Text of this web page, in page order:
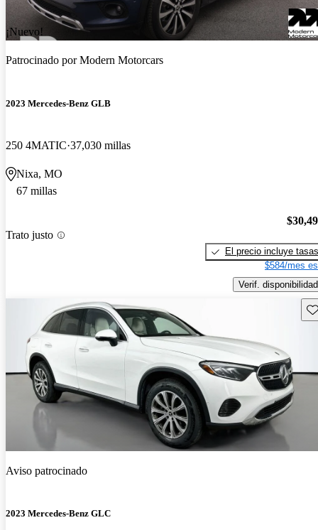
¡Nuevo!
Patrocinado porModern Motorcars
2023 Mercedes-Benz GLB
250 4MATIC 37,030 millas
Nixa, MO
67 millas
Trato justo
El precio incluye tasas
$584/mes
Verif. disponibilidad
Aviso patrocinado
2023 Mercedes-Benz GLC